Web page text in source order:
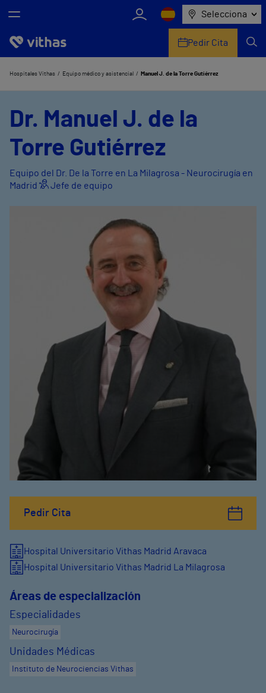
Selecciona
Nosotros
Información útil
Pedir Cita
Hospitales Vithas Equipo médico y asistencial Manuel J. de la Torre Gutiérrez
Pedir Cita
Dr. Manuel J. de la
Torre Gutiérrez
Equipo del Dr. De la Torre en La Milagrosa - Neurocirugía en
Madrid
Jefe de equipo
Hospital Universitario Vithas Madrid Aravaca
Hospital Universitario Vithas Madrid La Milagrosa
Áreas de especialización
Especialidades
Neurocirugía
Unidades Médicas
Instituto de Neurociencias Vithas